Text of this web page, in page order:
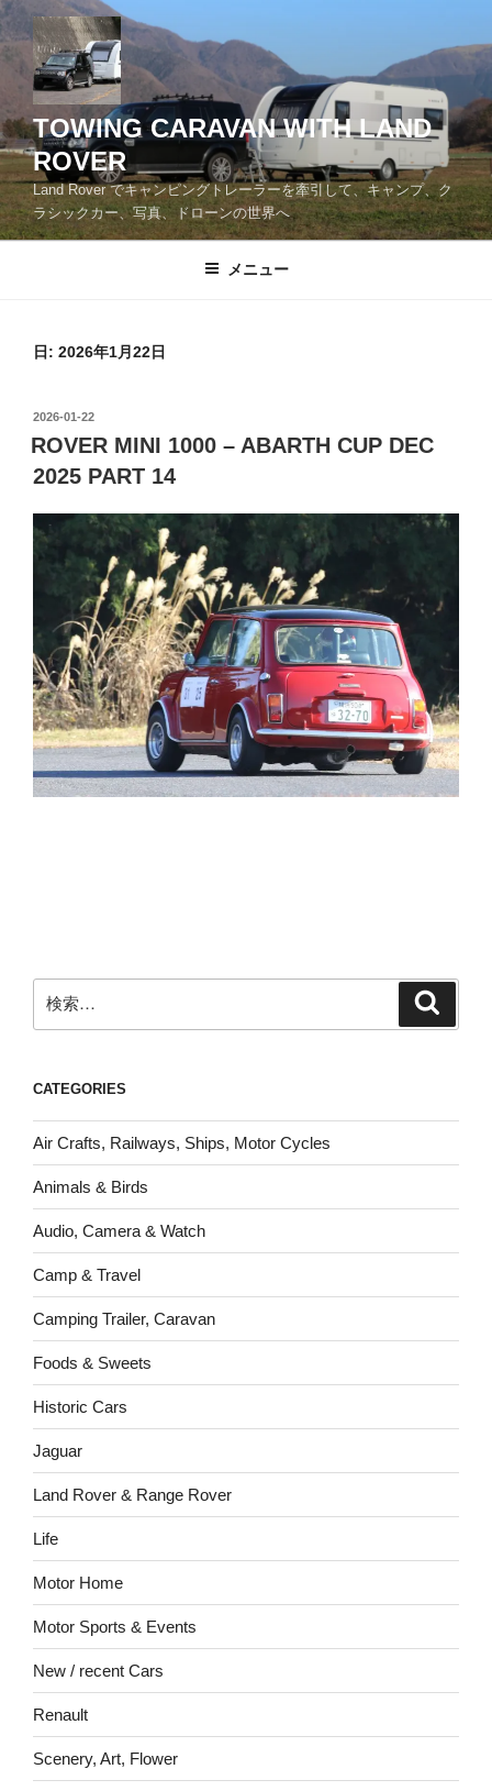
コ
ン
テ
ツ
へ
ス
キ
ッ
TOWING CARAVAN WITH LAND
ROVER
Land Rover でキャンピングトレーラーを牽引して、キャンプ、ク
ラシックカー、写真、ドローンの世界へ
メニュー
日: 2026年1月22日
投
稿
日:
2026-01-22
ROVER MINI 1000 – ABARTH CUP DEC
2025 PART 14
索:
CATEGORIES
Air Crafts, Railways, Ships, Motor Cycles
Animals & Birds
Audio, Camera & Watch
Camp & Travel
Camping Trailer, Caravan
Foods & Sweets
Historic Cars
Jaguar
Land Rover & Range Rover
Life
Motor Home
Motor Sports & Events
New / recent Cars
Renault
Scenery, Art, Flower